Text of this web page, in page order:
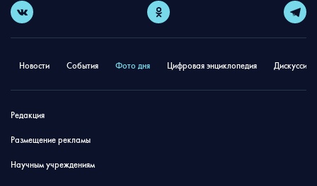
Новости События Фото дня Цифровая энциклопедия
Редакция
Размещение рекламы
Научным учреждениям